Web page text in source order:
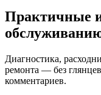
Практичные
Диагностика,
ремонта — без
комментариев.